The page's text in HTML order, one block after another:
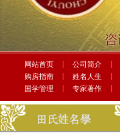
网站首页 公司简介
购房指南
姓名人生
国学管理
专家著作